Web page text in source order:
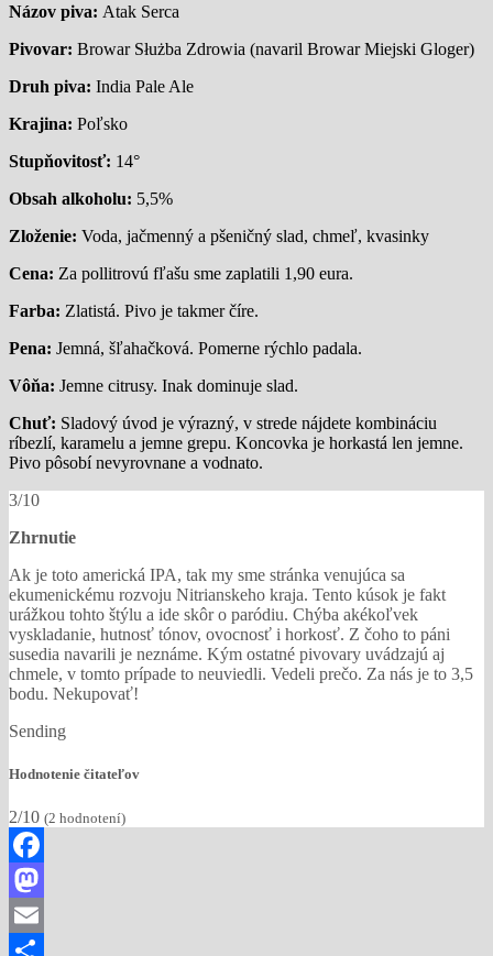
Názov piva: Atak Serca
Pivovar: Browar Służba Zdrowia (navaril Browar Miejski Gloger)
Druh piva: India Pale Ale
Krajina: Poľsko
Stupňovitosť: 14°
Obsah alkoholu: 5,5%
Zloženie: Voda, jačmenný a pšeničný slad, chmeľ, kvasinky
Cena: Za pollitrovú fľašu sme zaplatili 1,90 eura.
Farba: Zlatistá. Pivo je takmer číre.
Pena: Jemná, šľahačková. Pomerne rýchlo padala.
Vôňa: Jemne citrusy. Inak dominuje slad.
Chuť: Sladový úvod je výrazný, v strede nájdete kombináciu
ríbezlí, karamelu a jemne grepu. Koncovka je horkastá len jemne.
Pivo pôsobí nevyrovnane a vodnato.
3/10
Zhrnutie
Ak je toto americká IPA, tak my sme stránka venujúca sa
ekumenickému rozvoju Nitrianskeho kraja. Tento kúsok je fakt
urážkou tohto štýlu a ide skôr o paródiu. Chýba akékoľvek
vyskladanie, hutnosť tónov, ovocnosť i horkosť. Z čoho to páni
susedia navarili je neznáme. Kým ostatné pivovary uvádzajú aj
chmele, v tomto prípade to neuviedli. Vedeli prečo. Za nás je to 3,5
bodu. Nekupovať!
Sending
Hodnotenie čitateľov
2/10 (2 hodnotení)
Facebook
Mastodon
Email